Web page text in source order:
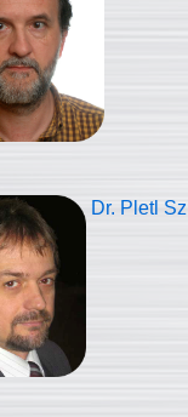
Dr. Pletl